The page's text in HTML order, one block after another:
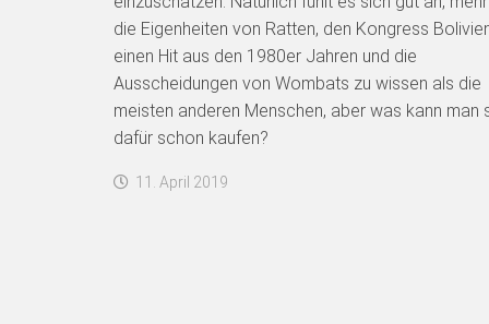
die Eigenheiten von Ratten, den Kongress
einen Hit aus den 1980er Jahren und die
Ausscheidungen von Wombats zu wissen als die
meisten anderen Menschen, aber was kann man
dafür schon kaufen?
11. April 2019